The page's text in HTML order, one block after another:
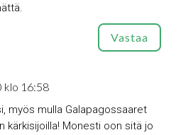
Vastaa
16:58
myös mulla Galapagossaaret
kärkisijoilla! Monesti oon sitä jo